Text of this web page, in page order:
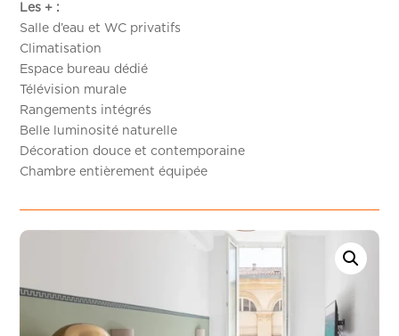
Les + :
Salle d’eau et WC privatifs
Climatisation
Espace bureau dédié
Télévision murale
Rangements intégrés
Belle luminosité naturelle
Décoration douce et contemporaine
Chambre entièrement équipée